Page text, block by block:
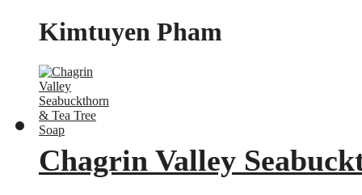
Kimtuyen Pham
Chagrin Valley